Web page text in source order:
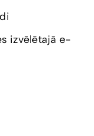
izvēlētajā e-